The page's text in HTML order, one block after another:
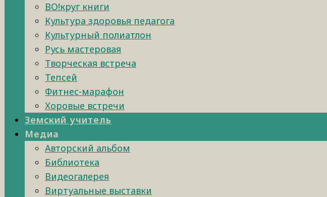
ВО!круг книги
Культура здоровья педагога
Культурный полиатлон
Русь мастеровая
Творческая встреча
Тепсей
Фитнес-марафон
Хоровые встречи
Земский учитель
Медиа
Авторский альбом
Библиотека
Видеогалерея
Виртуальные выставки